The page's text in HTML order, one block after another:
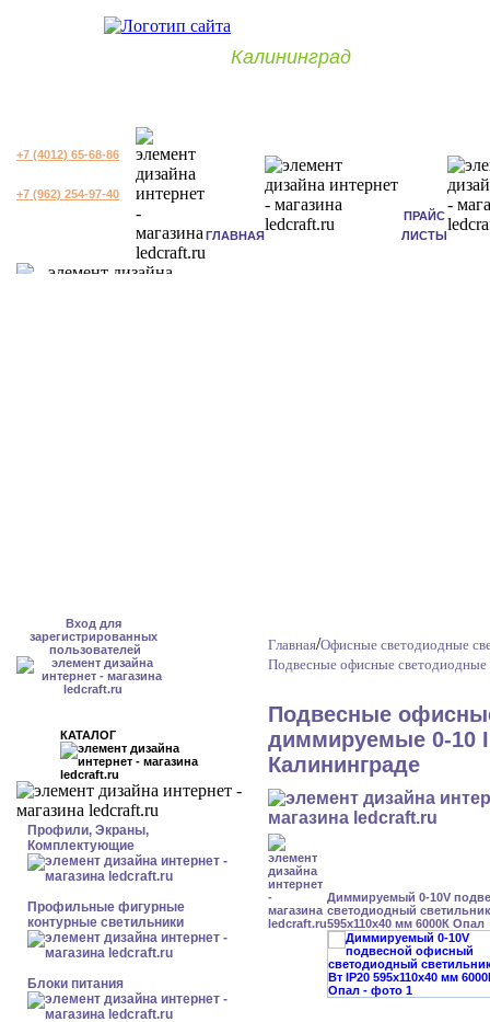
Калининград
+7 (4012) 65-68-86
+7 (962) 254-97-40
ГЛАВНАЯ
ПРАЙС
ЛИСТЫ
Вход для
зарегистрированных
пользователей
КАТАЛОГ
Профили, Экраны,
Комплектующие
Профильные фигурные
контурные светильники
Блоки питания
Главная/Офисные светодиодные
Подвесные офисные
Подвесные
диммируемые 0-10
Калининграде
Диммируемый 0-10V
светодиодный
595x110x40 мм 6000К Опал